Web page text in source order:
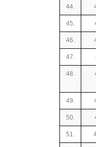
44.
45.
46.
47.
48.
49.
50.
51.